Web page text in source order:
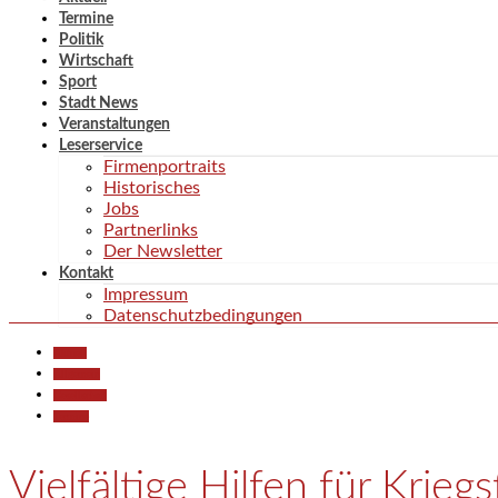
Termine
Politik
Wirtschaft
Sport
Stadt News
Veranstaltungen
Leserservice
Firmenportraits
Historisches
Jobs
Partnerlinks
Der Newsletter
Kontakt
Impressum
Datenschutzbedingungen
Vielfältige Hilfen für